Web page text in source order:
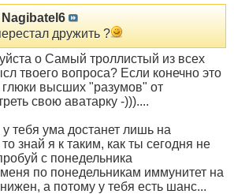
Nagibatel6
дружить ?
о Самый троллистый из всех
твоего вопроса? Если конечно это
высших "разумов" от
свою аватарку -)))....
у тебя ума достанет лишь на
знай я к таким, как ты сегодня не
с понедельника
по понедельникам иммунитет на
а потому у тебя есть шанс...